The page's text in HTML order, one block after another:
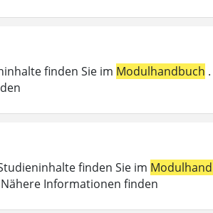
finden Sie im Modulhandbuch
finden Sie im
Informationen finden